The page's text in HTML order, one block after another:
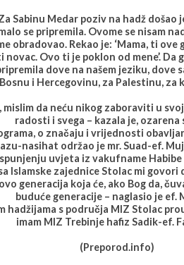
Sabinu Medar poziv na hadž došao
se pripremila. Ovome se nisam
obradovao. Rekao je: ‘Mama, ti ove
Ovo ti je poklon od mene’. Da
dove na našem jeziku, dove
i Hercegovinu, za Palestinu, za
mislim da neću nikog zaboraviti u
radosti i svega – kazala je, ozarena
o značaju i vrijednosti
nasihat održao je mr. Suad-ef.
uvjeta iz vakufname Habibe
Islamske zajednice Stolac mi govori
generacija koja će, ako Bog da,
buduće generacije – naglasio je ef.
hadžijama s područja MIZ Stolac
imam MIZ Trebinje hafiz Sadik-ef.
(Preporod.info)